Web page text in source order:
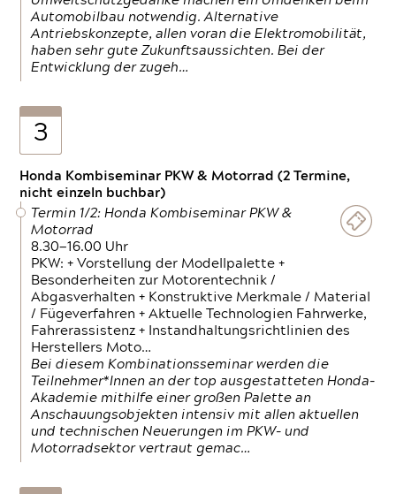
Automobilbau notwendig. Alternative
Antriebskonzepte, allen voran die Elektromobilität,
haben sehr gute Zukunftsaussichten. Bei der
Entwicklung der zugeh…
3
Honda Kombiseminar PKW & Motorrad (2 Termine,
nicht einzeln buchbar)
Termin 1/2: Honda Kombiseminar PKW &
Motorrad
8.30—16.00 Uhr
PKW: + Vorstellung der Modellpalette +
Besonderheiten zur Motorentechnik /
Abgasverhalten + Konstruktive Merkmale / Material
/ Fügeverfahren + Aktuelle Technologien Fahrwerke,
Fahrerassistenz + Instandhaltungsrichtlinien des
Herstellers Moto…
Bei diesem Kombinationsseminar werden die
Teilnehmer*Innen an der top ausgestatteten Honda-
Akademie mithilfe einer großen Palette an
Anschauungsobjekten intensiv mit allen aktuellen
und technischen Neuerungen im PKW- und
Motorradsektor vertraut gemac…